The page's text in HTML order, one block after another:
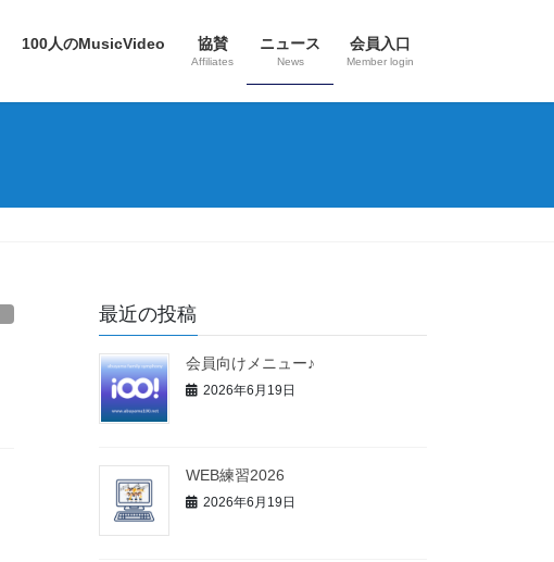
100人のMusicVideo 協賛
Affiliates
ニュース
News
会員入口
Member login
最近の投稿
会員向けメニュー♪
2026年6月19日
WEB練習2026
2026年6月19日